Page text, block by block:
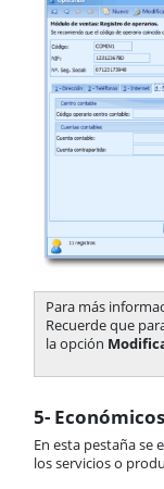
Para más
Recuerde que
la opción
5- Económicos
En esta pestaña se
los servicios o